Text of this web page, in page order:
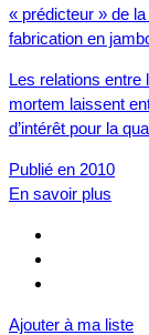
« prédicteur » de
fabrication en
Les relations entre
mortem laissent
d’intérêt pour la
Publié en 2010
En savoir plus
Ajouter à ma liste